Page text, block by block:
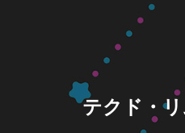
テクド・